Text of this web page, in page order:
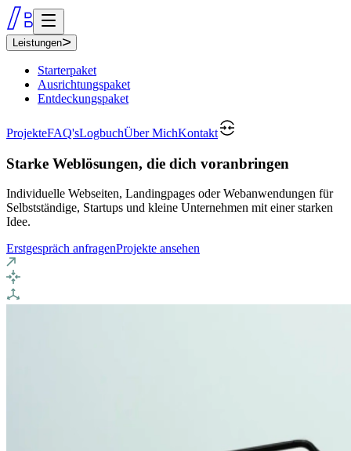
Leistungen
Starterpaket
Ausrichtungspaket
Entdeckungspaket
ProjekteFAQ'sLogbuchÜber MichKontakt
Starke Weblösungen, die dich voranbringen
Individuelle Webseiten, Landingpages oder Webanwendungen für
Selbstständige, Startups und kleine Unternehmen mit einer starken
Idee.
Erstgespräch anfragenProjekte ansehen